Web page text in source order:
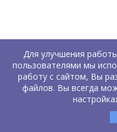
Для улучшения
пользователями мы
работу с сайтом, Вы
файлов. Вы всегда